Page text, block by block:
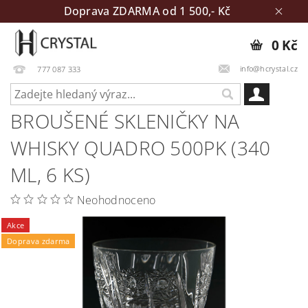
Doprava ZDARMA od 1 500,- Kč
777 087 333 info@hcrystal.cz
0 Kč
BROUŠENÉ SKLENIČKY NA
WHISKY QUADRO 500PK (340
ML, 6 KS)
Neohodnoceno
Akce
Doprava zdarma